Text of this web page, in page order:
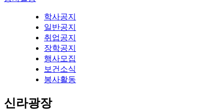
학사공지
일반공지
취업공지
장학공지
행사모집
보건소식
봉사활동
신라광장